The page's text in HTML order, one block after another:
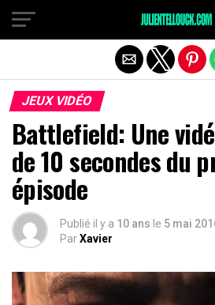
JEUX VIDÉO
Battlefield: Une
de 10 secondes du
épisode
Publié il y a 10 ans le 5 mai
ParXavier